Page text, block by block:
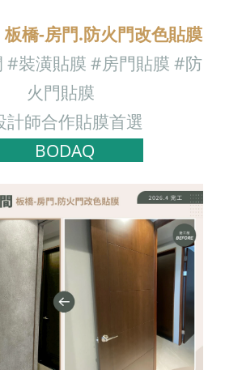
橋-房門.防火門改色貼膜
#裝潢貼膜 #房門貼膜 #防
火門貼膜
計師合作貼膜首選